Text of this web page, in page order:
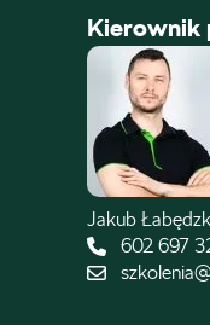
Kierownik
Jakub
602 697